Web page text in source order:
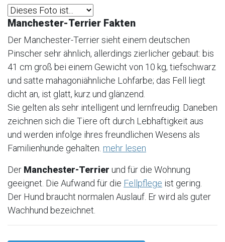
Manchester-Terrier Fakten
Der Manchester-Terrier sieht einem deutschen
Pinscher sehr ähnlich, allerdings zierlicher gebaut: bis
41 cm groß bei einem Gewicht von 10 kg, tiefschwarz
und satte mahagoniähnliche Lohfarbe; das Fell liegt
dicht an, ist glatt, kurz und glänzend.
Sie gelten als sehr intelligent und lernfreudig. Daneben
zeichnen sich die Tiere oft durch Lebhaftigkeit aus
und werden infolge ihres freundlichen Wesens als
Familienhunde gehalten. mehr lesen
Der Manchester-Terrier und für die Wohnung
geeignet. Die Aufwand für die Fellpflege ist gering.
Der Hund braucht normalen Auslauf. Er wird als guter
Wachhund bezeichnet.